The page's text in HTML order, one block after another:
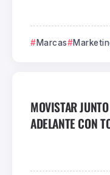
Marcas
MOVISTAR
ADELANTE CON